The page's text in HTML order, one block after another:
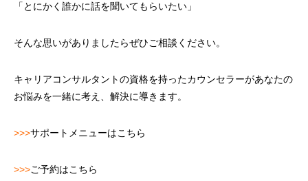
「とにかく誰かに話を聞いてもらいたい」
そんな思いがありましたらぜひご相談ください。
キャリアコンサルタントの資格を持ったカウンセラーがあなたの
お悩みを一緒に考え、解決に導きます。
>>>サポートメニューはこちら
>>>ご予約はこちら